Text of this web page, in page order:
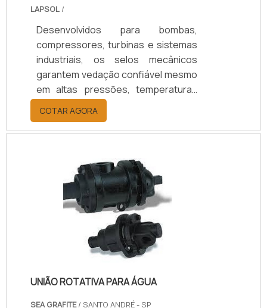
LAPSOL /
Desenvolvidos para bombas,
compressores, turbinas e sistemas
industriais, os selos mecânicos
garantem vedação confiável mesmo
em altas pressões, temperaturas
elevadas e fluidos agressivos.
Oferecem redução de vazamentos,
maior durabilidade e eficiência
custo de manutenção e maior
segurança. Com 25 anos de
experiência, suporte técnico
especializado, certificação ISO 9001
e opções de personalização,
asseguramos o selo ideal para cada
COTAR AGORA
UNIÃO ROTATIVA PARA ÁGUA
SEA GRAFITE/ SANTO ANDRÉ - SP